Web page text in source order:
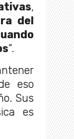
,
del
”.
eso
Sus
es